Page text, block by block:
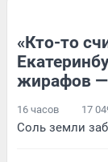
«Кто-то
жирафов —
16 часов 17
Соль земли